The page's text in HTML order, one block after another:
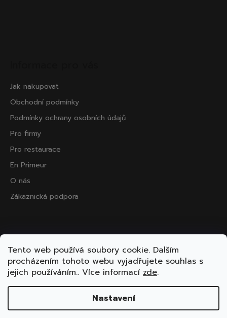
Tento web používá soubory cookie. Dalším
procházením tohoto webu vyjadřujete souhlas s
jejich používáním.. Více informací zde.
Nastavení
Jak nakupovat
Obchodní podmínky
Podmínky ochrany osobních údajů
Pro firmy
Pro restaurace
En Primeur
O nás
Zákaznická podpora
Přijímáme online platby